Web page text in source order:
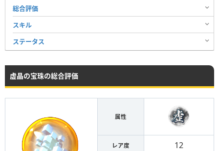
総合評価
スキル
ステータス
虚晶の宝珠の総合評価
属性
レア度 12